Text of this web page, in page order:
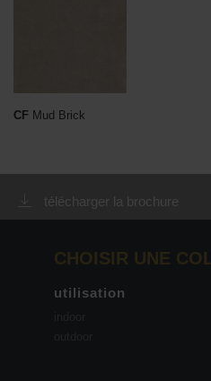
CF Mud Brick
télécharger la brochure
CHOISIR UNE
utilisation